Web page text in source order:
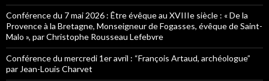
Conférence du 7 mai 2026 : Être évêque au XVIIIe siècle : « De la
Provence à la Bretagne, Monseigneur de Fogasses, évêque de Saint-
Malo », par Christophe Rousseau Lefebvre
Conférence du mercredi 1er avril : “François Artaud, archéologue”
par Jean-Louis Charvet